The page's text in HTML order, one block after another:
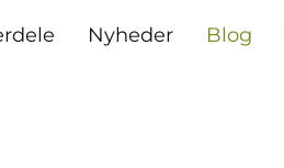
Nyheder Blog